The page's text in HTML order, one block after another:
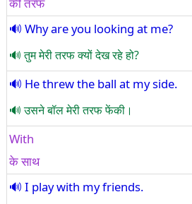
Why are you looking at me?
तुम मेरी तरफ क्यों देख रहे हो?
He threw the ball at my side.
उसने बॉल मेरी तरफ फेंकी।
With
के साथ
I play with my friends.